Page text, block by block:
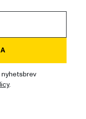
.